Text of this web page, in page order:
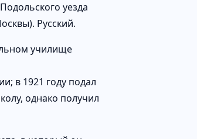
уезда
Русский.
училище
в 1921 году подал
однако получил